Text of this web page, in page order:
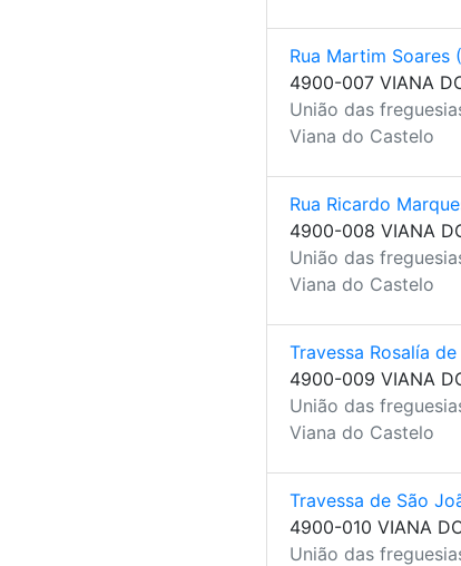
Rua Martim Soares
4900-007 VIANA
União das
Viana do Castelo
Rua Ricardo
4900-008 VIANA
União das
Viana do Castelo
Travessa Rosalía
4900-009 VIANA
União das
Viana do Castelo
Travessa de São
4900-010 VIANA
União das